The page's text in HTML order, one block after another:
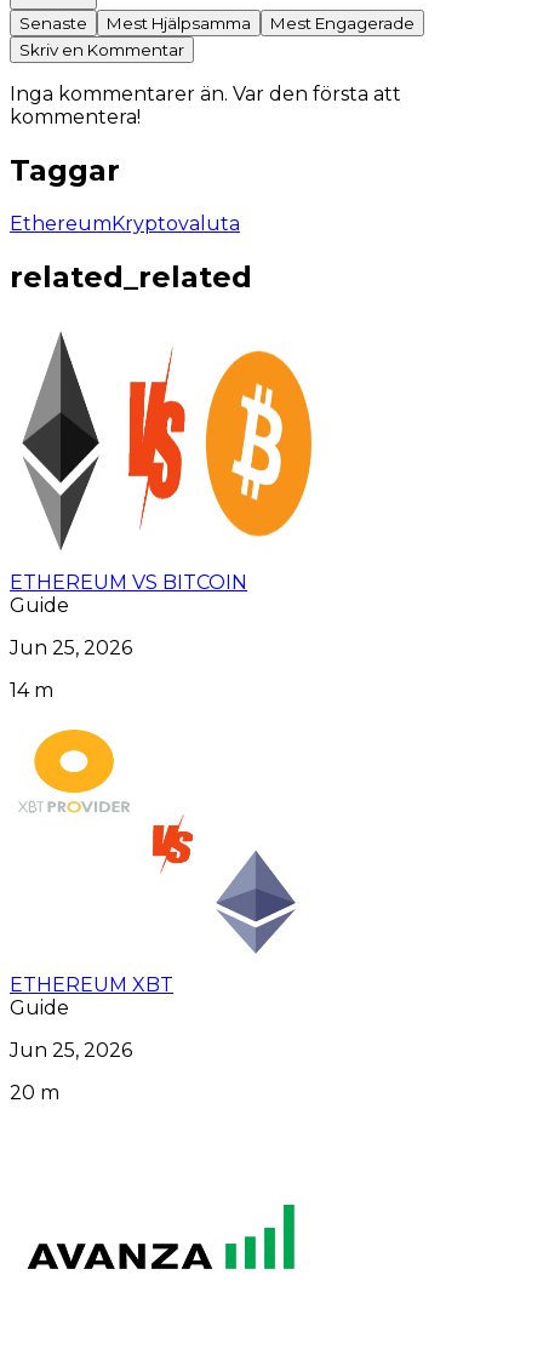
Senaste Mest Hjälpsamma
Mest Engagerade
Skriv en Kommentar
Inga kommentarer än. Var den första att
kommentera!
Taggar
EthereumKryptovaluta
related_related
ETHEREUM VS BITCOIN
Guide
Jun 25, 2026
14 m
ETHEREUM XBT
Guide
Jun 25, 2026
20 m